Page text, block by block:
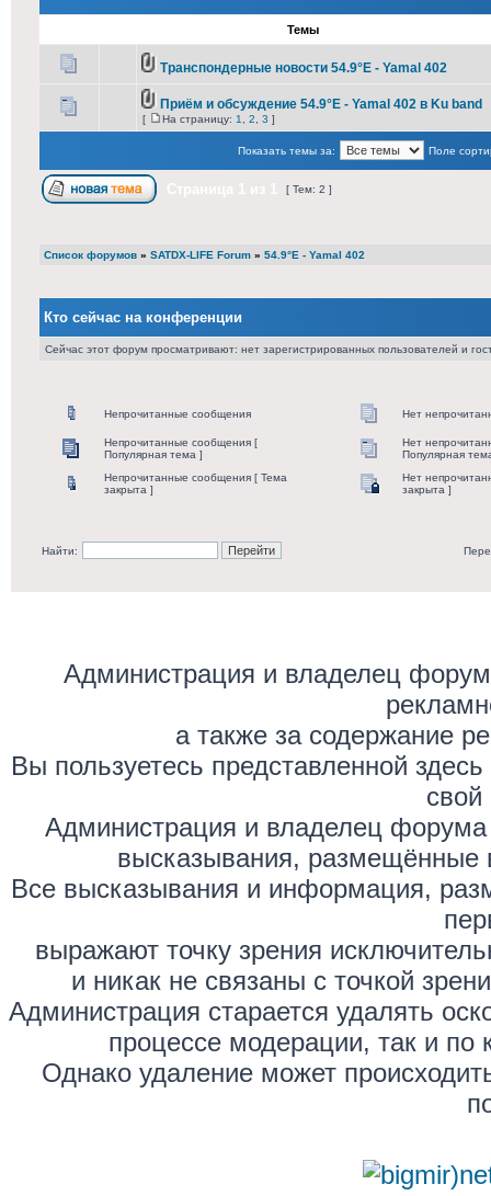
Темы
Транспондерные новости 54.9°E - Yamal 402
Приём и обсуждение 54.9°E - Yamal 402 в Ku band
[ На страницу: 1 2 3 ]
Показать темы за: Поле
[ Тем: 2 ]
Список форумов » SATDX-LIFE Forum » 54.9°E - Yamal 402
Кто сейчас на конференции
Сейчас этот форум просматривают: нет зарегистрированных пользователей и
Непрочитанные сообщения Нет
Непрочитанные сообщения [
Популярная тема ]
Нет
Популярная
Непрочитанные сообщения [ Тема
закрыта ]
Нет
закрыта ]
Найти:
Администрация и владелец
а также за содержание
Вы пользуетесь представленной
свой
Администрация и владелец форума
высказывания, размещённые
Все высказывания и информация,
выражают точку зрения
и никак не связаны с точкой
Администрация старается удалять
процессе модерации, так и по
Однако удаление может